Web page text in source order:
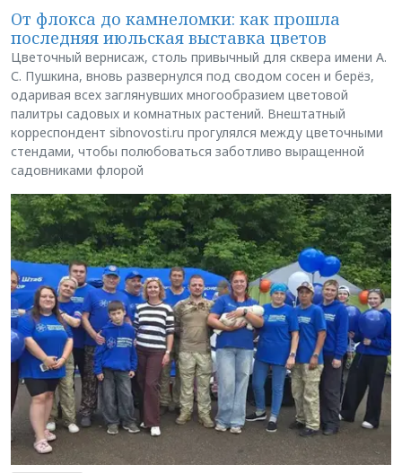
От флокса до камнеломки: как прошла
последняя июльская выставка цветов
Цветочный вернисаж, столь привычный для сквера имени А.
С. Пушкина, вновь развернулся под сводом сосен и берёз,
одаривая всех заглянувших многообразием цветовой
палитры садовых и комнатных растений. Внештатный
корреспондент sibnovosti.ru прогулялся между цветочными
стендами, чтобы полюбоваться заботливо выращенной
садовниками флорой